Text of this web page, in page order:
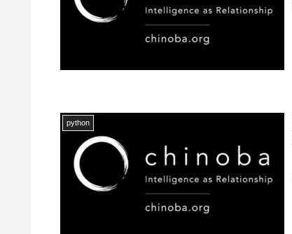
python